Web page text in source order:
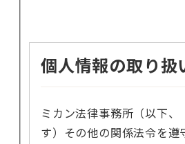
個人情報の取り扱
ミカン法律事務所（以下
す）その他の関係法令を